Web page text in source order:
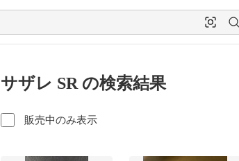
サザレ SR の検索結果
販売中のみ表示